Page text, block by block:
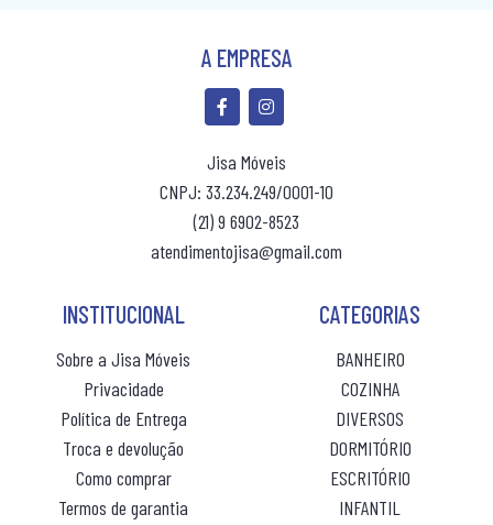
ROUPEIRO CASAL PORTA CORRER
ROUPEIRO PORTA CORRER
ROUPEIRO SOLTEIRO PORTA CORRER
sem juros
(10% de desconto)
A EMPRESA
Jisa Móveis
CNPJ: 33.234.249/0001-10
(21) 9 6902-8523
atendimentojisa@gmail.com
INSTITUCIONAL
Sobre a Jisa Móveis
Privacidade
Política de Entrega
Troca e devolução
Como comprar
Termos de garantia
CATEGORIAS
BANHEIRO
COZINHA
DIVERSOS
DORMITÓRIO
ESCRITÓRIO
INFANTIL